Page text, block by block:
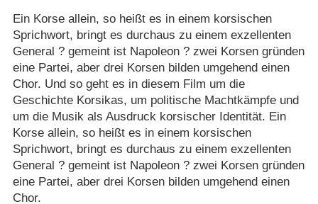
Ein Korse allein, so heißt es in einem korsischen
Sprichwort, bringt es durchaus zu einem exzellenten
General ? gemeint ist Napoleon ? zwei Korsen gründen
eine Partei, aber drei Korsen bilden umgehend einen
Chor. Und so geht es in diesem Film um die
Geschichte Korsikas, um politische Machtkämpfe und
um die Musik als Ausdruck korsischer Identität. Ein
Korse allein, so heißt es in einem korsischen
Sprichwort, bringt es durchaus zu einem exzellenten
General ? gemeint ist Napoleon ? zwei Korsen gründen
eine Partei, aber drei Korsen bilden umgehend einen
Chor.